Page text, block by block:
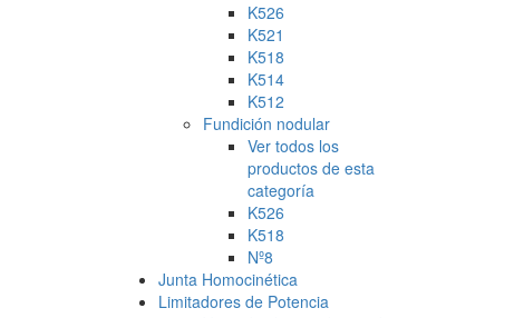
K526
K521
K518
K514
K512
Fundición nodular
Ver todos los
productos de esta
categoría
K526
K518
Nº8
Junta Homocinética
Limitadores de Potencia